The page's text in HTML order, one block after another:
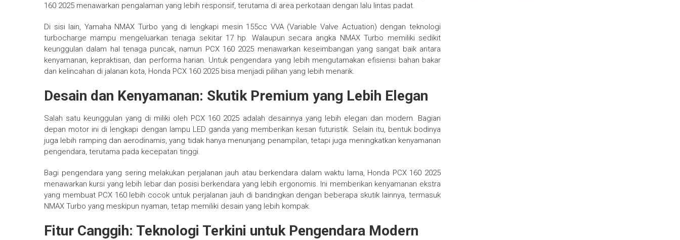
160 2025 menawarkan pengalaman yang lebih responsif, terutama di area perkotaan dengan lalu lintas padat.
Di sisi lain, Yamaha NMAX Turbo yang di lengkapi mesin 155cc VVA (Variable Valve Actuation) dengan teknologi
turbocharge mampu mengeluarkan tenaga sekitar 17 hp. Walaupun secara angka NMAX Turbo memiliki sedikit
keunggulan dalam hal tenaga puncak, namun PCX 160 2025 menawarkan keseimbangan yang sangat baik antara
kenyamanan, kepraktisan, dan performa harian. Untuk pengendara yang lebih mengutamakan efisiensi bahan bakar
dan kelincahan di jalanan kota, Honda PCX 160 2025 bisa menjadi pilihan yang lebih menarik.
Desain dan Kenyamanan: Skutik Premium yang Lebih Elegan
Salah satu keunggulan yang di miliki oleh PCX 160 2025 adalah desainnya yang lebih elegan dan modern. Bagian
depan motor ini di lengkapi dengan lampu LED ganda yang memberikan kesan futuristik. Selain itu, bentuk bodinya
juga lebih ramping dan aerodinamis, yang tidak hanya menunjang penampilan, tetapi juga meningkatkan kenyamanan
pengendara, terutama pada kecepatan tinggi.
Bagi pengendara yang sering melakukan perjalanan jauh atau berkendara dalam waktu lama, Honda PCX 160 2025
menawarkan kursi yang lebih lebar dan posisi berkendara yang lebih ergonomis. Ini memberikan kenyamanan ekstra
yang membuat PCX 160 lebih cocok untuk perjalanan jauh di bandingkan dengan beberapa skutik lainnya, termasuk
NMAX Turbo yang meskipun nyaman, tetap memiliki desain yang lebih kompak.
Fitur Canggih: Teknologi Terkini untuk Pengendara Modern